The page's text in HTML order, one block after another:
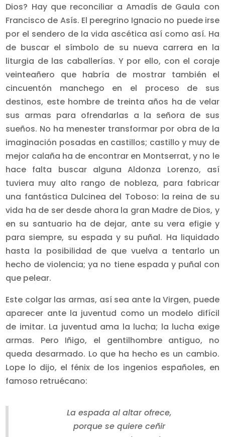
Dios? Hay que reconciliar a Amadís de Gaula con
Francisco de Asís. El peregrino Ignacio no puede irse
por el sendero de la vida ascética así como así. Ha
de buscar el símbolo de su nueva carrera en la
liturgia de las caballerías. Y por ello, con el coraje
veinteañero que habría de mostrar también el
cincuentón manchego en el proceso de sus
destinos, este hombre de treinta años ha de velar
sus armas para ofrendarlas a la señora de sus
sueños. No ha menester transformar por obra de la
imaginación posadas en castillos; castillo y muy de
mejor calaña ha de encontrar en Montserrat, y no le
hace falta buscar alguna Aldonza Lorenzo, así
tuviera muy alto rango de nobleza, para fabricar
una fantástica Dulcinea del Toboso: la reina de su
vida ha de ser desde ahora la gran Madre de Dios, y
en su santuario ha de dejar, ante su vera efigie y
para siempre, su espada y su puñal. Ha liquidado
hasta la posibilidad de que vuelva a tentarlo un
hecho de violencia; ya no tiene espada y puñal con
que pelear.
Este colgar las armas, así sea ante la Virgen, puede
aparecer ante la juventud como un modelo difícil
de imitar. La juventud ama la lucha; la lucha exige
armas. Pero Iñigo, el gentilhombre antiguo, no
queda desarmado. Lo que ha hecho es un cambio.
Lope lo dijo, el fénix de los ingenios españoles, en
famoso re­truécano:
La espada al altar ofrece,
porque se quiere ceñir